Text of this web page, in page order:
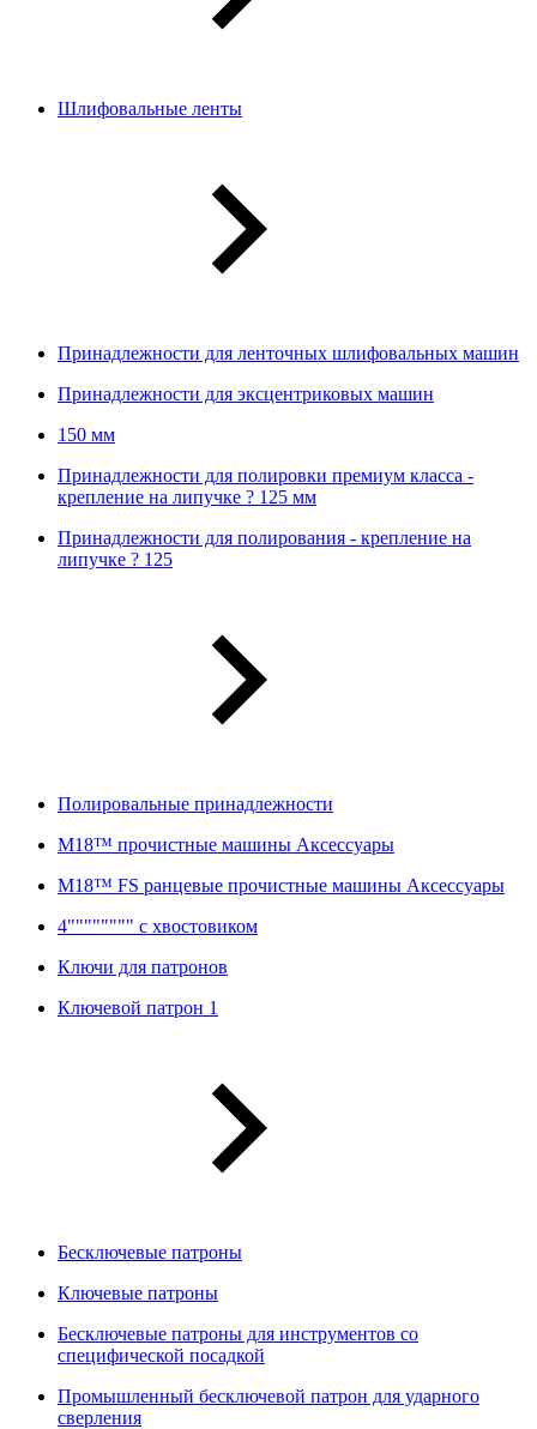
Шлифовальные ленты
Принадлежности для ленточных шлифовальных машин
Принадлежности для эксцентриковых машин
150 мм
Принадлежности для полировки премиум класса -
крепление на липучке ? 125 мм
Принадлежности для полирования - крепление на
липучке ? 125
Полировальные принадлежности
M18™ прочистные машины Аксессуары
M18™ FS ранцевые прочистные машины Аксессуары
4"""""""" с хвостовиком
Ключи для патронов
Ключевой патрон 1
Бесключевые патроны
Ключевые патроны
Бесключевые патроны для инструментов со
специфической посадкой
Промышленный бесключевой патрон для ударного
сверления